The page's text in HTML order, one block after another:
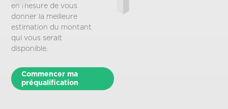
en mesure de vous
donner la meilleure
estimation du montant
qui vous serait
disponible.
Commencer ma
préqualification